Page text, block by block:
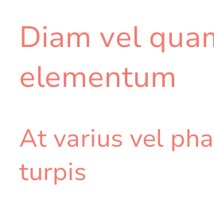
Diam vel
elementum
At varius vel
turpis